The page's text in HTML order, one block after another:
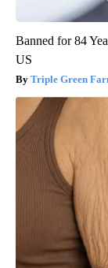
Banned for 84
US
Triple Green